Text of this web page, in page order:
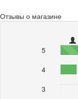
Отзывы о магазине
5
4
3